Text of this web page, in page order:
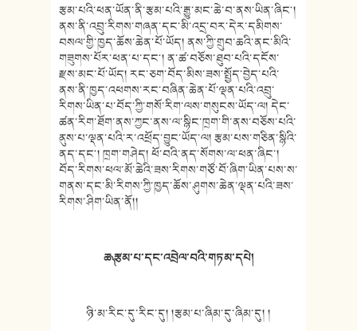
རྩམ་པའི་ཕན་ཡོན་ནི་རྩམ་པའི་རྒྱུ་མང་ཆེ་བ་ནས་ཡིན་ཞིང༌།
ནས་ནི་འབྲུ་རིགས་གཞན་དང་མི་འདྲ་བར་དེར་དམིགས་
བསལ་གྱི་ཁྱད་ཆོས་ཆེན་པོ་ཡོད། ནས་ཀྱི་གྲུབ་ཆའི་ནང་མིའི་
གཟུགས་པོར་ཕན་པ་དང༌། ན་ཚ་བཅོས་ཐུབ་པའི་དངོས་
རྫས་མང་པོ་ཡོད། རང་ཅག་བོད་མིས་ཟས་སྤྱོད་བྱེད་པའི་
ནས་ནི་ཁྱད་འཕགས་རང་བཞིན་ཆེན་པོ་ལྡན་པའི་འབྲུ་
རིགས་ཡིན་པ་བོད་ཀྱི་གསོ་རིག་ལས་གསུངས་ཡོད་ལ། དེང་
ཚན་རིག་ཐོག་ནས་ཀྱང་ནས་ལ་སྙིང་ཁྲག་གི་ནས་བཅོས་པའི་
ནུས་པ་ལྡན་པའི་ར་འཕྲོད་བྱུང་ཡོད་ལ། རྩམ་པས་གཅིན་སྙིའི་
ནད་དང༌། ཁྲག་གཤེད། ཕོ་བའི་ནད་སོགས་ལ་ཕན་ཞིང་།
བོད་རིགས་ཕལ་མོ་ཆེའི་ཟས་རིགས་གཙོ་བོ་ཞིག་ཡིན་པས་ས་
གནས་དང་མི་རིགས་ཀྱི་ཁྱད་ཆོས་ཤུགས་ཆེན་ལྡན་པའི་ཟས་
རིགས་ཤིག་ཡིན་ནོ།།
ཆ༽ རྩམ་པ་དང་འབྲེལ་བའི་གཏམ་དཔེ།
ཉི་མ་རིང་དུ་རིང་དུ། །རྩམ་པ་ཞིམ་དུ་ཞིམ་དུ། །